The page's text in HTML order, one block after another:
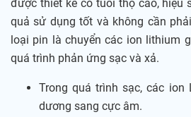
được thiết kế có tuổi thọ cao, hiệu
quả sử dụng tốt và không cần
loại pin là chuyển các ion lithium
quá trình phản ứng sạc và xả.
Trong quá trình sạc, các
dương sang cực âm.